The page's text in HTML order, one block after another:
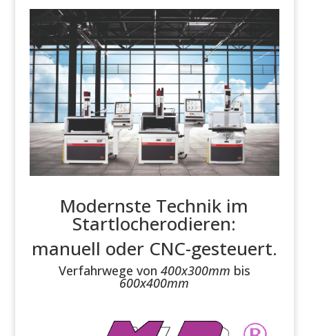
Modernste Technik im
Startlocherodieren:
manuell oder CNC-gesteuert.
Verfahrwege von 400x300mm bis
600x400mm